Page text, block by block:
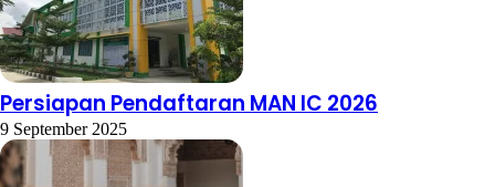
Persiapan Pendaftaran MAN IC 2026
9 September 2025